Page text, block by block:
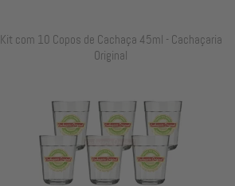
Kit com 10 Copos de Cachaça 45ml - Cachaçaria
Original